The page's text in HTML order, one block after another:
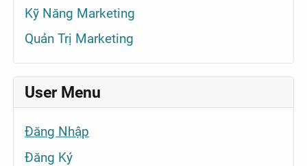
Kỹ Năng Marketing
Quản Trị Marketing
User Menu
Đăng Nhập
Đăng Ký